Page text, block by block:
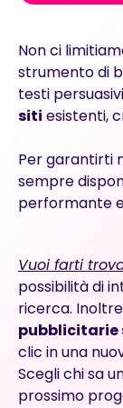
Non ci
strumento di
testi
siti esistenti,
Per garantirti
sempre
performante
Vuoi farti
possibilità di
ricerca.
pubblicitarie
clic in una
Scegli chi sa
prossimo